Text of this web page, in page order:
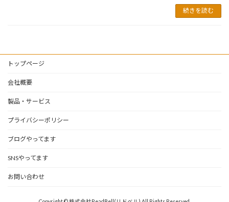
続きを読む
トップページ
会社概要
製品・サービス
プライバシーポリシー
ブログやってます
SNSやってます
お問い合わせ